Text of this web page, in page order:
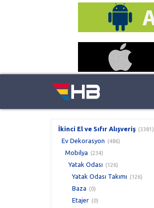
İkinci El ve Sıfır Alışveriş (3381)
Ev Dekorasyon (486)
Mobilya (234)
Yatak Odası (126)
Yatak Odası Takımı (126)
Baza (0)
Etajer (0)